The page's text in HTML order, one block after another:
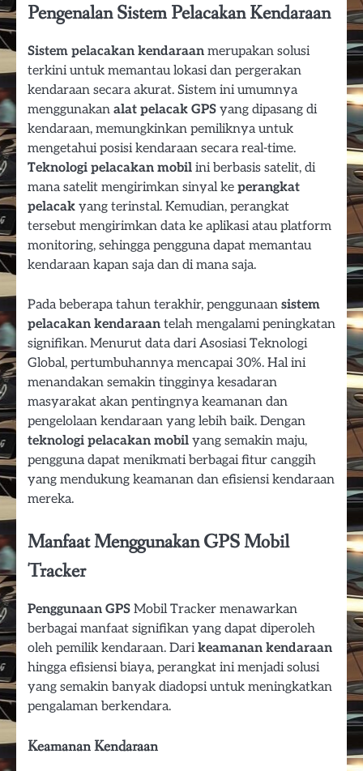
Pengenalan Sistem Pelacakan Kendaraan
Sistem pelacakan kendaraan merupakan solusi
terkini untuk memantau lokasi dan pergerakan
kendaraan secara akurat. Sistem ini umumnya
menggunakan alat pelacak GPS yang dipasang di
kendaraan, memungkinkan pemiliknya untuk
mengetahui posisi kendaraan secara real-time.
Teknologi pelacakan mobil ini berbasis satelit, di
mana satelit mengirimkan sinyal ke perangkat
pelacak yang terinstal. Kemudian, perangkat
tersebut mengirimkan data ke aplikasi atau platform
monitoring, sehingga pengguna dapat memantau
kendaraan kapan saja dan di mana saja.
Pada beberapa tahun terakhir, penggunaan sistem
pelacakan kendaraan telah mengalami peningkatan
signifikan. Menurut data dari Asosiasi Teknologi
Global, pertumbuhannya mencapai 30%. Hal ini
menandakan semakin tingginya kesadaran
masyarakat akan pentingnya keamanan dan
pengelolaan kendaraan yang lebih baik. Dengan
teknologi pelacakan mobil yang semakin maju,
pengguna dapat menikmati berbagai fitur canggih
yang mendukung keamanan dan efisiensi kendaraan
mereka.
Manfaat Menggunakan GPS Mobil
Tracker
Penggunaan GPS Mobil Tracker menawarkan
berbagai manfaat signifikan yang dapat diperoleh
oleh pemilik kendaraan. Darikeamanan kendaraan
hingga efisiensi biaya, perangkat ini menjadi solusi
yang semakin banyak diadopsi untuk meningkatkan
pengalaman berkendara.
Keamanan Kendaraan